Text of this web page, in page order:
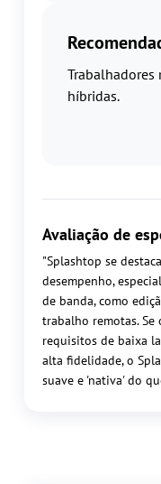
Trabalhadores
híbridas.
Avaliação de
"Splashtop se
desempenho,
de banda, como
trabalho remotas.
requisitos de baixa
alta fidelidade, o
suave e 'nativa' do